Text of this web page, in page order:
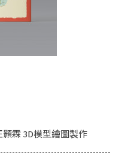
霖 3D模型繪圖製作